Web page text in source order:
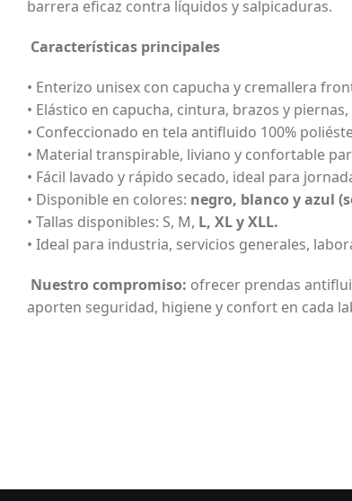
barrera eficaz contra líquidos y salpicaduras.
Características principales
• Enterizo unisex con capucha y cremallera
• Elástico en capucha, cintura, brazos y
• Confeccionado en tela antifluido 100%
• Material transpirable, liviano y confortable
• Fácil lavado y rápido secado, ideal para
• Disponible en colores: negro, blanco y azul
• Tallas disponibles: S, M, L, XL y XLL.
• Ideal para industria, servicios generales,
Nuestro compromiso: ofrecer prendas
aporten seguridad, higiene y confort en cada